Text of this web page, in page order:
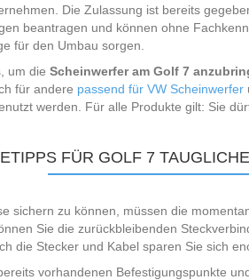
Die Zulassung ist bereits
beantragen und können ohne
für den Umbau sorgen.
um dieScheinwerfer am Golf 7
für andere passend für VW Scheinwerfer
werden. Für alle Produkte gilt: Sie
FÜR GOLF 7
sichern zu können, müssen die
Sie die zurückbleibenden
die Stecker und Kabel sparen Sie sich
vorhandenen Befestigungspunkte